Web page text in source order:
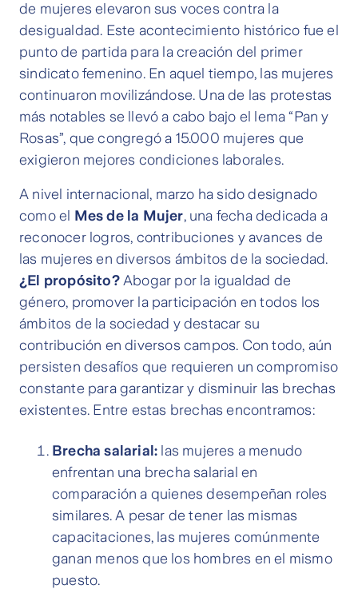
de mujeres elevaron sus voces contra la
desigualdad. Este acontecimiento histórico fue el
punto de partida para la creación del primer
sindicato femenino. En aquel tiempo, las mujeres
continuaron movilizándose. Una de las protestas
más notables se llevó a cabo bajo el lema “Pan y
Rosas”, que congregó a 15.000 mujeres que
exigieron mejores condiciones laborales.
A nivel internacional, marzo ha sido designado
como el Mes de la Mujer, una fecha dedicada a
reconocer logros, contribuciones y avances de
las mujeres en diversos ámbitos de la sociedad.
¿El propósito?Abogar por la igualdad de
género, promover la participación en todos los
ámbitos de la sociedad y destacar su
contribución en diversos campos. Con todo, aún
persisten desafíos que requieren un compromiso
constante para garantizar y disminuir las brechas
existentes. Entre estas brechas encontramos:
Brecha salarial: las mujeres a menudo
enfrentan una brecha salarial en
comparación a quienes desempeñan roles
similares. A pesar de tener las mismas
capacitaciones, las mujeres comúnmente
ganan menos que los hombres en el mismo
puesto.